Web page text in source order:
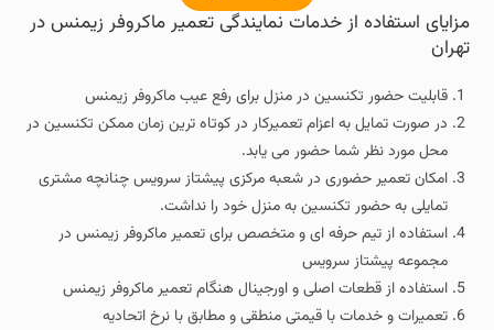
مزایای استفاده از خدمات نمایندگی تعمیر ماکروفر زیمنس در
تهران
قابلیت حضور تکنسین در منزل برای رفع عیب ماکروفر زیمنس
در صورت تمایل به اعزام تعمیرکار در کوتاه ترین زمان ممکن تکنسین در
محل مورد نظر شما حضور می یابد.
امکان تعمیر حضوری در شعبه مرکزی پیشتاز سرویس چنانچه مشتری
تمایلی به حضور تکنسین به منزل خود را نداشت.
استفاده از تیم حرفه ای و متخصص برای تعمیر ماکروفر زیمنس در
مجموعه پیشتاز سرویس
استفاده از قطعات اصلی و اورجینال هنگام تعمیر ماکروفر زیمنس
تعمیرات و خدمات با قیمتی منطقی و مطابق با نرخ اتحادیه